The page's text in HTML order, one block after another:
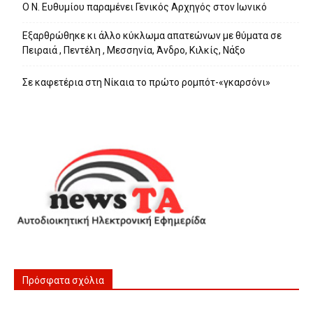
Ο Ν. Ευθυμίου παραμένει Γενικός Αρχηγός στον Ιωνικό
Εξαρθρώθηκε κι άλλο κύκλωμα απατεώνων με θύματα σε
Πειραιά , Πεντέλη , Μεσσηνία, Άνδρο, Κιλκίς, Νάξο
Σε καφετέρια στη Νίκαια το πρώτο ρομπότ-«γκαρσόνι»
Πρόσφατα σχόλια